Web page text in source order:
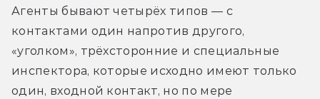
Агенты бывают четырёх типов — с
контактами один напротив другого,
«уголком», трёхсторонние и специальные
инспектора, которые исходно имеют только
один, входной контакт, но по мере